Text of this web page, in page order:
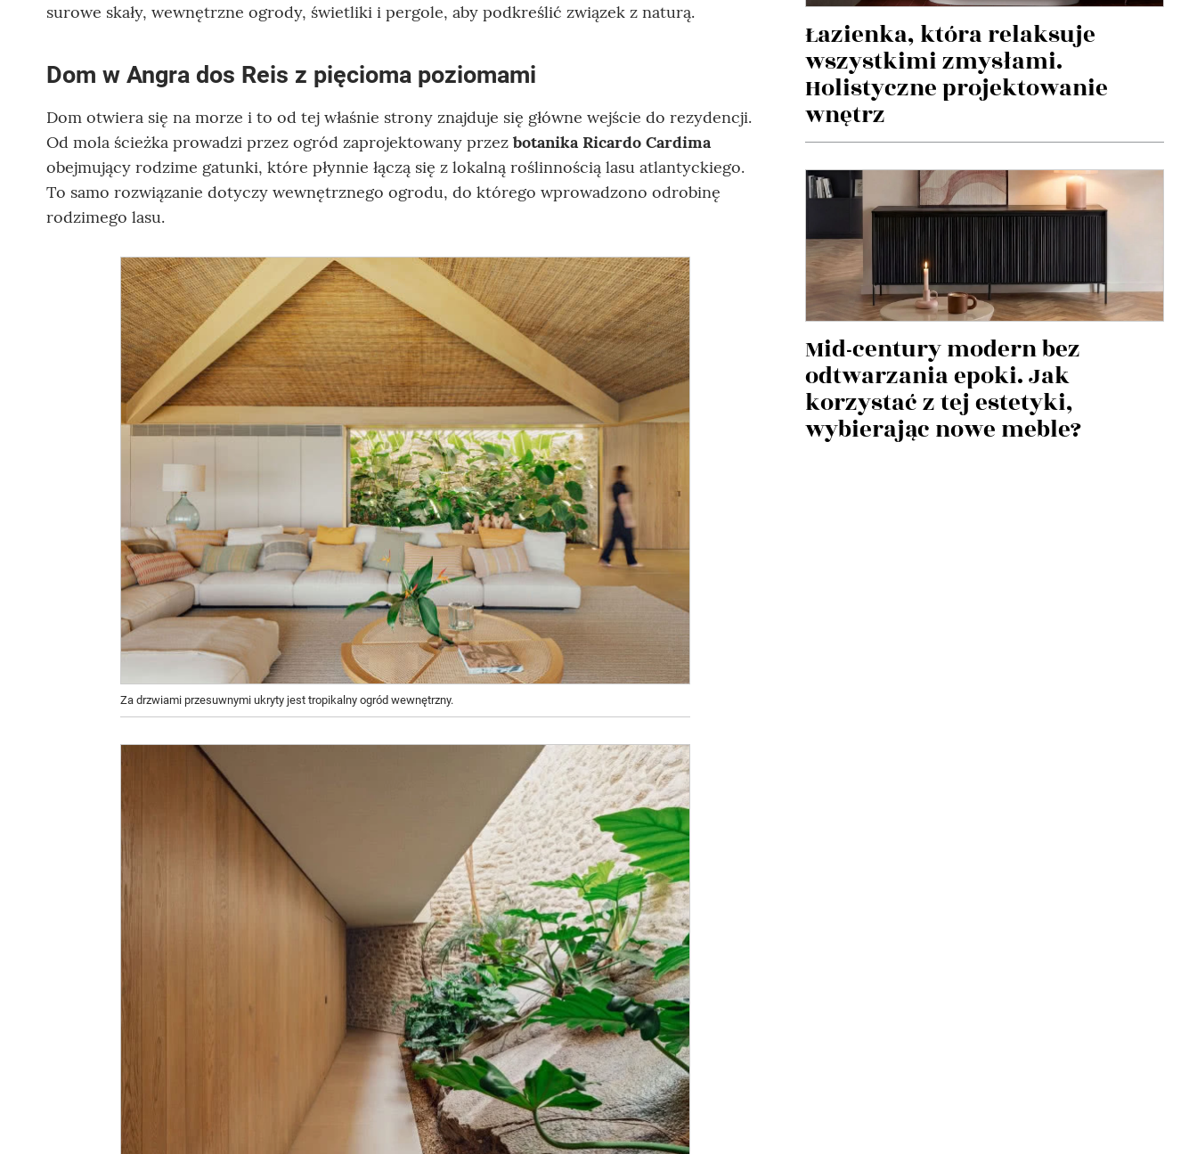
surowe skały, wewnętrzne ogrody, świetliki i pergole, aby podkreślić związek z naturą.
Dom w Angra dos Reis z pięcioma poziomami
Dom otwiera się na morze i to od tej właśnie strony znajduje się główne wejście do rezydencji.
Od mola ścieżka prowadzi przez ogród zaprojektowany przez botanika Ricardo Cardima
obejmujący rodzime gatunki, które płynnie łączą się z lokalną roślinnością lasu atlantyckiego.
To samo rozwiązanie dotyczy wewnętrznego ogrodu, do którego wprowadzono odrobinę
rodzimego lasu.
Za drzwiami przesuwnymi ukryty jest tropikalny ogród wewnętrzny.
Łazienka, która relaksuje
wszystkimi zmysłami.
Holistyczne projektowanie
wnętrz
Mid-century modern bez
odtwarzania epoki. Jak
korzystać z tej estetyki,
wybierając nowe meble?